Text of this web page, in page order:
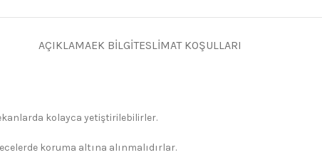
AÇIKLAMAEK BILGITESLIMAT KOŞULLARI
kolayca yetiştirilebilirler.
koruma altına alınmalıdırlar.